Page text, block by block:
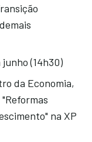
(14h30)
da Economia,
na XP